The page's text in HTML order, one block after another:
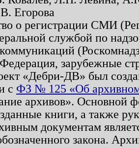
Егорова
о регистрации СМИ
службой по
зарубежные
«Дебри-ДВ» был
с ФЗ № 125 «Об
архивов». Основной
книги, а также
документам
закона.